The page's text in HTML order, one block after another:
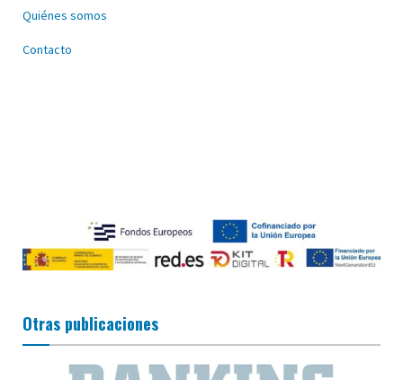
Quiénes somos
Contacto
Otras publicaciones